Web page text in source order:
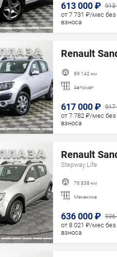
613 000 ₽ 913
от 7 731 ₽/мес без
взноса
Renault
89 142 км
Автомат
617 000 ₽ 917
от 7 782 ₽/мес без
взноса
Renault
Stepway Life
76 838 км
Механика
636 000 ₽ 936
от 8 021 ₽/мес без
взноса